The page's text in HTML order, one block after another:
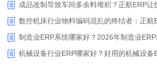
成品改制导致车间多余料堆积？正航ERP让
制造业ERP系统哪家好？2026年制造业
机械设备行业ERP哪家好？好用的机械设备